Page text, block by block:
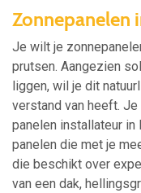
Zonnepanelen
Je wilt je
prutsen. Aangezien
liggen, wil je dit
verstand van heeft.
panelen installateur in
panelen die met je
die beschikt over
van een dak,